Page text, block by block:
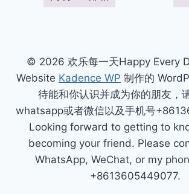
© 2026 欢乐每一天Happy Every
Website Kadence WP 制作的
待能和你认识并成为你的朋友，
whatsapp或者微信以及手机号
Looking forward to getting to
becoming your friend. Please
WhatsApp, WeChat, or my
+8613605449077.